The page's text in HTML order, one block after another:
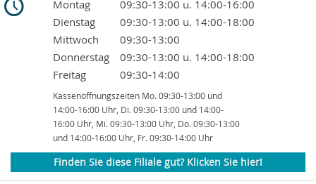
Montag
09:30-13:00 u. 14:00-16:00
Dienstag
09:30-13:00 u. 14:00-18:00
Mittwoch
09:30-13:00
Donnerstag
09:30-13:00 u. 14:00-18:00
Freitag
09:30-14:00
Kassenöffnungszeiten Mo. 09:30-13:00 und
14:00-16:00 Uhr, Di. 09:30-13:00 und 14:00-
16:00 Uhr, Mi. 09:30-13:00 Uhr, Do. 09:30-13:00
und 14:00-16:00 Uhr, Fr. 09:30-14:00 Uhr
Finden Sie diese Filiale gut? Klicken Sie hier!